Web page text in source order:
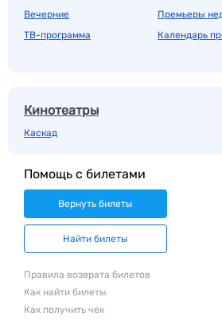
Вечерние
ТВ-программа
Премьеры
Календарь
Кинотеатры
Каскад
Помощь с билетами
Вернуть билеты
Найти билеты
Правила возврата билетов
Как найти билеты
Как получить чек